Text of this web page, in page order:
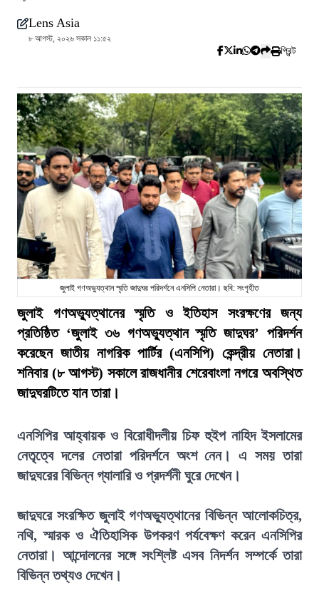
Lens Asia
৮ আগস্ট, ২০২৬ সকাল ১১:৫২
প্রিন্ট
জুলাই গণঅভ্যুত্থান স্মৃতি জাদুঘর পরিদর্শনে এনসিপি নেতারা। ছবি: সংগৃহীত
জুলাই গণঅভ্যুত্থানের স্মৃতি ও ইতিহাস সংরক্ষণের জন্য
প্রতিষ্ঠিত ‘জুলাই ৩৬ গণঅভ্যুত্থান স্মৃতি জাদুঘর’ পরিদর্শন
করেছেন জাতীয় নাগরিক পার্টির (এনসিপি) কেন্দ্রীয় নেতারা।
শনিবার (৮ আগস্ট) সকালে রাজধানীর শেরেবাংলা নগরে অবস্থিত
জাদুঘরটিতে যান তারা।
এনসিপির আহ্বায়ক ও বিরোধীদলীয় চিফ হুইপ নাহিদ ইসলামের
নেতৃত্বে দলের নেতারা পরিদর্শনে অংশ নেন। এ সময় তারা
জাদুঘরের বিভিন্ন গ্যালারি ও প্রদর্শনী ঘুরে দেখেন।
জাদুঘরে সংরক্ষিত জুলাই গণঅভ্যুত্থানের বিভিন্ন আলোকচিত্র,
নথি, স্মারক ও ঐতিহাসিক উপকরণ পর্যবেক্ষণ করেন এনসিপির
নেতারা। আন্দোলনের সঙ্গে সংশ্লিষ্ট এসব নিদর্শন সম্পর্কে তারা
বিভিন্ন তথ্যও দেখেন।